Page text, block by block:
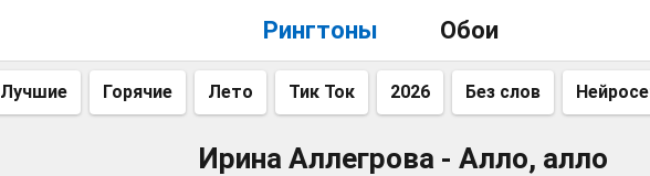
Рингтоны Обои
Лучшие Горячие Лето Тик Ток 2026 Без слов
Ирина Аллегрова - Алло, алло